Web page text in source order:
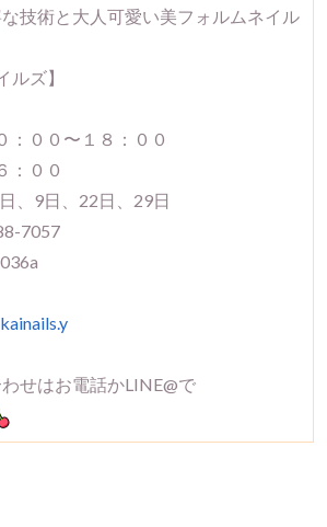
技術と大人可愛い美フォルムネイル
ルズ】
００〜１８：００
００
、9日、22日、29日
7057
kainails.y
せはお電話かLINE@で